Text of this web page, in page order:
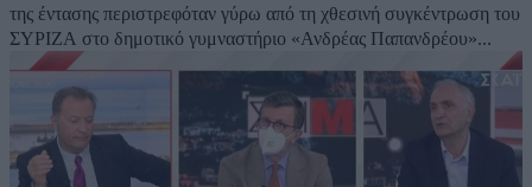
της έντασης περιστρεφόταν γύρω από τη χθεσινή συγκέντρωση του
ΣΥΡΙΖΑ στο δημοτικό γυμναστήριο «Ανδρέας Παπανδρέου»...